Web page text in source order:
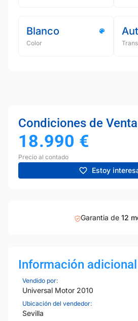
Blanco
Color
Condiciones de Venta
18.990 €
Precio al contado
Estoy
Garantia de 12
Información adicional
Vendido por:
Universal Motor 2010
Ubicación del vendedor:
Sevilla